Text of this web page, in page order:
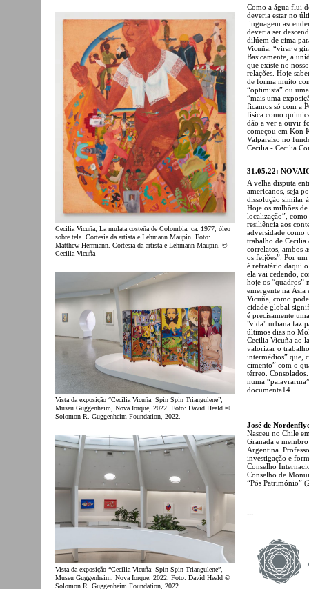
Cecilia Vicuña, La mulata costeña de Colombia, ca. 1977, óleo
sobre tela. Cortesia da artista e Lehmann Maupin. Foto:
Matthew Herrmann. Cortesia da artista e Lehmann Maupin. ©
Cecilia Vicuña
Vista da exposição “Cecilia Vicuña: Spin Spin Triangulene”,
Museu Guggenheim, Nova Iorque, 2022. Foto: David Heald ©
Solomon R. Guggenheim Foundation, 2022.
Vista da exposição “Cecilia Vicuña: Spin Spin Triangulene”,
Museu Guggenheim, Nova Iorque, 2022. Foto: David Heald ©
Solomon R. Guggenheim Foundation, 2022.
Como a água flui
deveria estar no
linguagem
deveria ser
dilúem de cima
Vicuña, “virar e
Basicamente, a
que existe no
relações. Hoje
de forma muito
“optimista” ou
“mais uma
ficamos só com a
física como
dão a ver a ouvir
começou em Kon
Valparaíso no
Cecilia - Cecilia
31.05.22:
A velha disputa
americanos, seja
dissolução similar
Hoje os milhões
localização”, como
resiliência aos
adversidade como
trabalho de
correlatos, ambos
os feijões”. Por
é refratário
ela vai cedendo,
hoje os “quadros”
emergente na Ásia
Vicuña, como
cidade global
é precisamente
"vida" urbana faz
últimos dias no
Cecilia Vicuña ao
valorizar o
intermédios” que,
cimento” com o
térreo.
numa
documenta14.
José de
Nasceu no Chile
Granada e
Argentina.
investigação e
Conselho
Conselho de
“Pós Património”
:::